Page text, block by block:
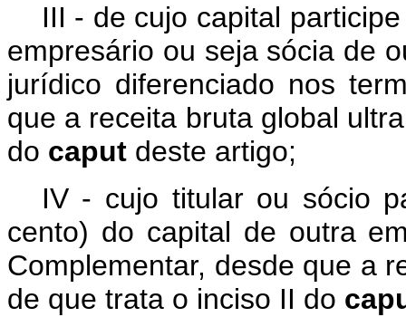
III - de cujo capital
empresário ou seja sócia de
jurídico diferenciado nos
que a receita bruta global
do caput deste artigo;
IV - cujo titular ou sócio
cento) do capital de outra
Complementar, desde que a
de que trata o inciso II do